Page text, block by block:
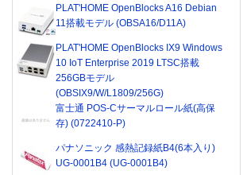
PLAT'HOME OpenBlocks A16 Debian
11搭載モデル (OBSA16/D11A)
PLAT'HOME OpenBlocks IX9 Windows
10 IoT Enterprise 2019 LTSC搭載
256GBモデル
(OBSIX9/W/L1809/256G)
富士通 POS-Cサーマルロール紙(高保
存) (0722410-P)
パナソニック 感熱記録紙B4(6本入り)
UG-0001B4 (UG-0001B4)